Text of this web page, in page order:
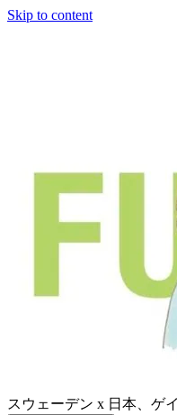
Skip to content
スウェーデン x 日本、ゲ